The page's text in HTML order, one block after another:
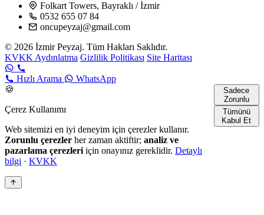
Folkart Towers, Bayraklı / İzmir
0532 655 07 84
oncupeyzaj@gmail.com
© 2026 İzmir Peyzaj. Tüm Hakları Saklıdır.
KVKK Aydınlatma Gizlilik Politikası Site Haritası
Hızlı Arama
WhatsApp
🍪
Çerez Kullanımı
Web sitemizi en iyi deneyim için çerezler kullanır.
Zorunlu çerezler her zaman aktiftir; analiz ve
pazarlama çerezleri için onayınız gereklidir. Detaylı
bilgi · KVKK
Sadece
Zorunlu
Tümünü
Kabul Et